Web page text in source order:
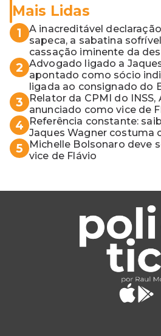
Mais Lidas
1
A inacreditável
sapeca, a sabatina
cassação iminente da
vaga do Quinto para o
2 Advogado ligado a
apontado como sócio
ligada ao consignado do
3
Relator da CPMI do
anunciado como vice de
4
Referência constante:
Jaques Wagner costuma
5
Michelle Bolsonaro deve
vice de Flávio